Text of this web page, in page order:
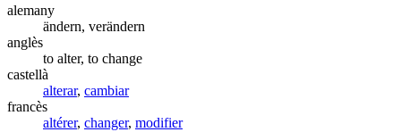
alemany
ändern, verändern
anglès
to alter, to change
castellà
alterar, cambiar
francès
altérer, changer, modifier